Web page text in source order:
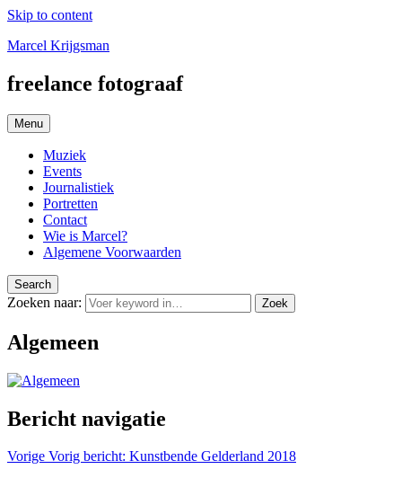
Skip to content
Marcel Krijgsman
freelance fotograaf
Menu
Muziek
Events
Journalistiek
Portretten
Contact
Wie is Marcel?
Algemene Voorwaarden
Search
Zoeken naar: Zoek
Algemeen
Bericht navigatie
Vorige Vorig bericht: Kunstbende Gelderland 2018